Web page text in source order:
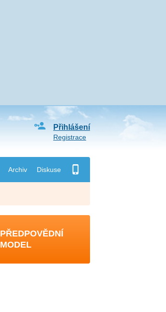
Archiv Diskuse
Přihlášení
Registrace
PŘEDPOVĚDNÍ
MODEL